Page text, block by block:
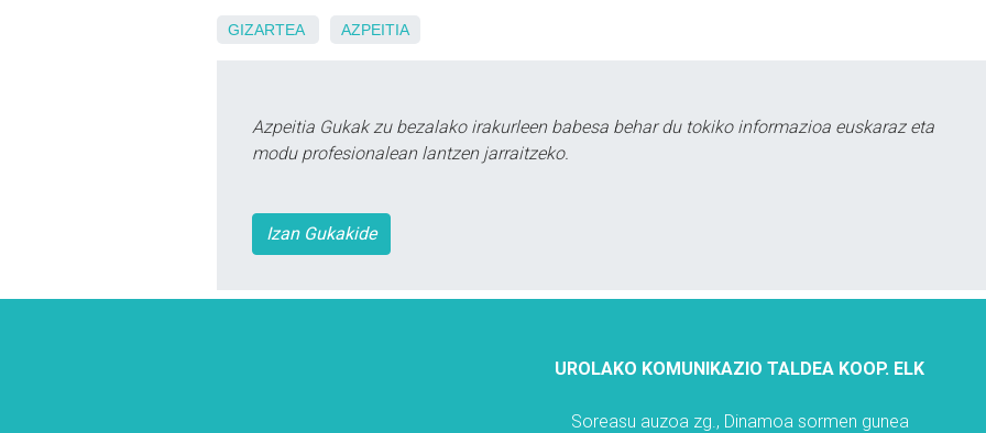
GIZARTEA AZPEITIA
Azpeitia Gukak zu bezalako irakurleen babesa behar du tokiko informazioa euskaraz eta
modu profesionalean lantzen jarraitzeko.
Izan Gukakide
UROLAKO KOMUNIKAZIO TALDEA KOOP. ELK
Soreasu auzoa zg., Dinamoa sormen gunea